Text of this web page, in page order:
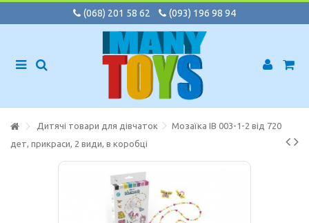
(068) 201 58 62 (093) 196 98 94
Дитячі товари для дівчаток
Мозаїка IB 003-1-2 від 720
дет, прикраси, 2 види, в коробці